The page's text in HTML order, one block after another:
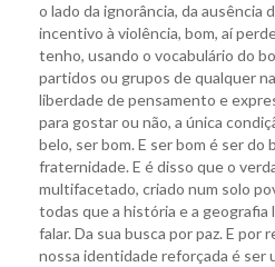
o lado da ignorância, da
incentivo à violência, bom, aí
tenho, usando o vocabulário do
partidos ou grupos de qualquer
liberdade de pensamento e
para gostar ou não, a única
belo, ser bom. E ser bom é ser do
fraternidade. E é disso que o
multifacetado, criado num solo
todas que a história e a geografia
falar. Da sua busca por paz. E por
nossa identidade reforçada é ser